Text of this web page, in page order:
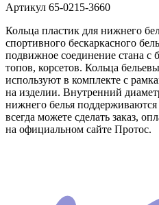
Артикул 65-0215-3660
Кольца пластик для нижнего
спортивного бескаркасного
подвижное соединение стана с
топов, корсетов. Кольца
используют в комплекте с
на изделии. Внутренний
нижнего белья
всегда можете сделать заказ,
на официальном сайте Протос.